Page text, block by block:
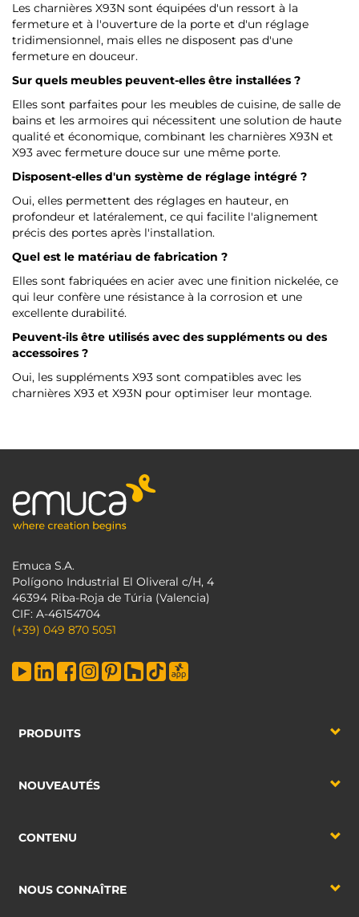
Les charnières X93N sont équipées d'un ressort à la
fermeture et à l'ouverture de la porte et d'un réglage
tridimensionnel, mais elles ne disposent pas d'une
fermeture en douceur.
Sur quels meubles peuvent-elles être installées ?
Elles sont parfaites pour les meubles de cuisine, de salle de
bains et les armoires qui nécessitent une solution de haute
qualité et économique, combinant les charnières X93N et
X93 avec fermeture douce sur une même porte.
Disposent-elles d'un système de réglage intégré ?
Oui, elles permettent des réglages en hauteur, en
profondeur et latéralement, ce qui facilite l'alignement
précis des portes après l'installation.
Quel est le matériau de fabrication ?
Elles sont fabriquées en acier avec une finition nickelée, ce
qui leur confère une résistance à la corrosion et une
excellente durabilité.
Peuvent-ils être utilisés avec des suppléments ou des
accessoires ?
Oui, les suppléments X93 sont compatibles avec les
charnières X93 et X93N pour optimiser leur montage.
Emuca S.A.
Polígono Industrial El Oliveral c/H, 4
46394 Riba-Roja de Túria (Valencia)
CIF: A-46154704
(+39) 049 870 5051
PRODUITS
NOUVEAUTÉS
CONTENU
NOUS CONNAÎTRE